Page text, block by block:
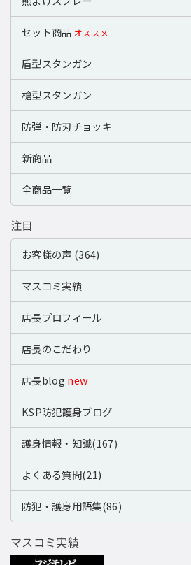
セット商品 オススメ
盾型スタンガン
槍型スタンガン
防弾・防刃チョッキ
新商品
全商品一覧
注目
お客様の声 (364)
マスコミ実績
店長プロフィール
店長のこだわり
店長blog new
KSP防犯護身ブログ
護身情報・知識(167)
よくある質問(21)
防犯・護身用語集(86)
マスコミ実績